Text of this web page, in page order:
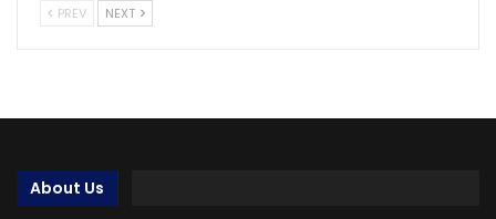
PREV NEXT
About Us